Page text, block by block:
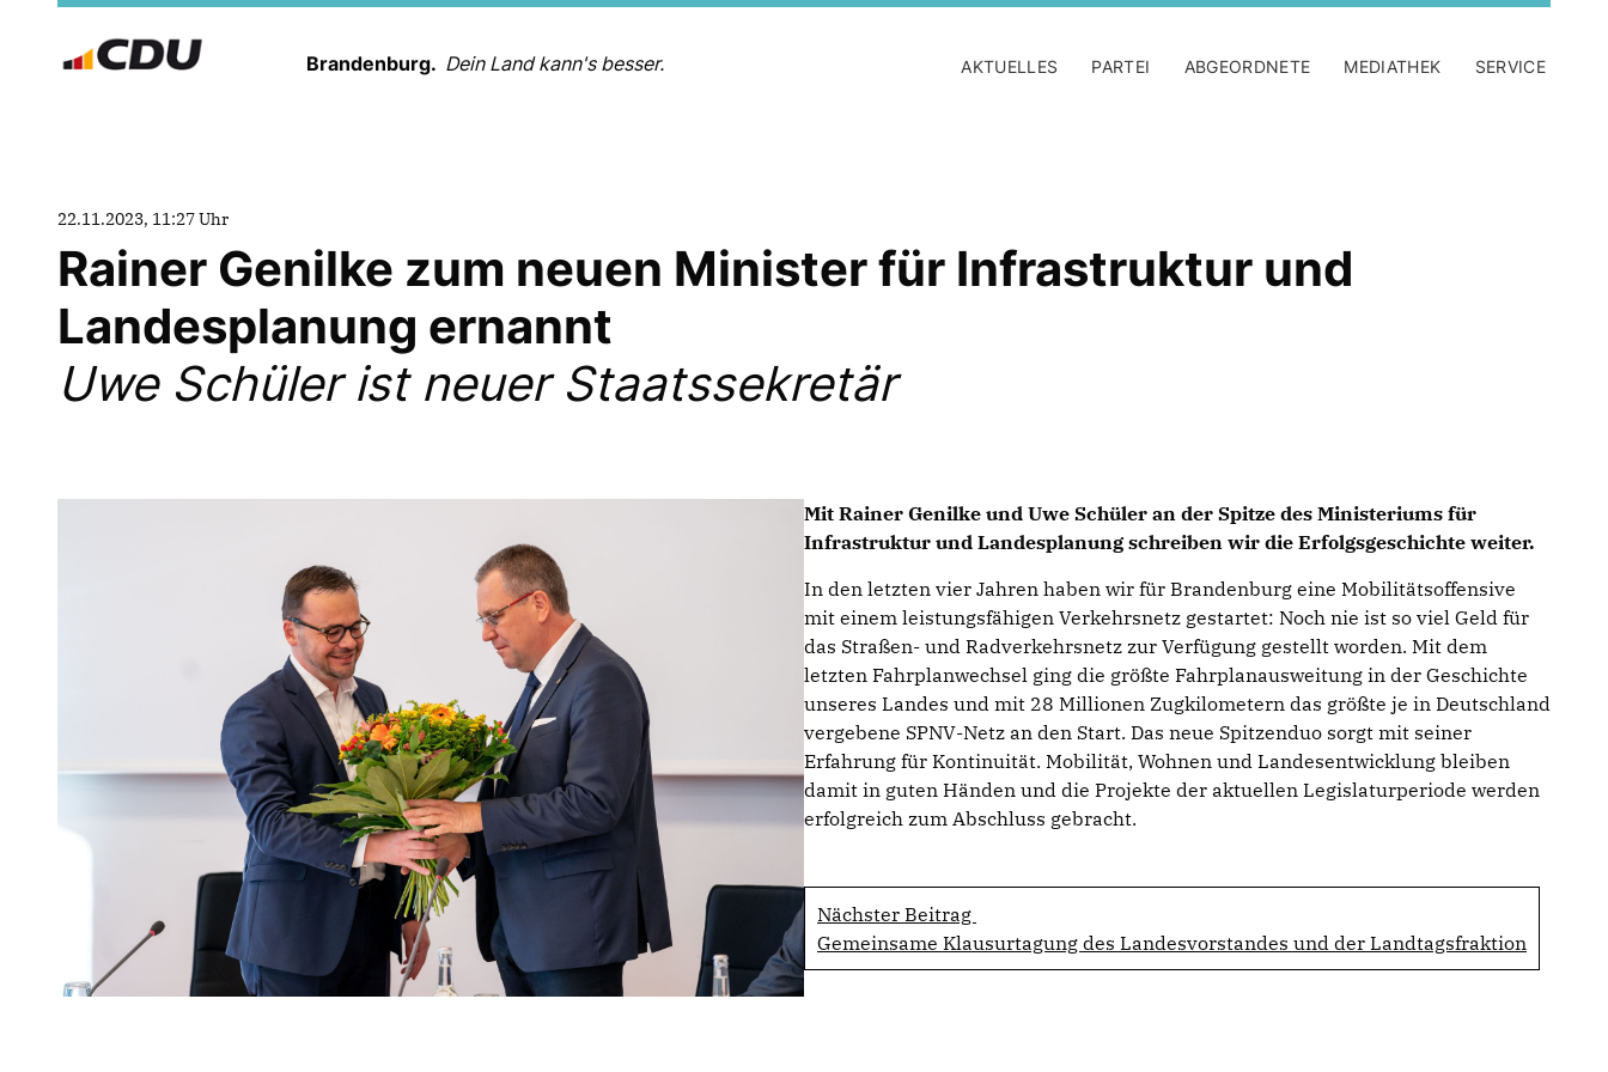
Brandenburg. Dein Land kann's besser. AKTUELLES PARTEI ABGEORDNETE MEDIATHEK SERVICE
22.11.2023, 11:27 Uhr
Rainer Genilke zum neuen Minister für Infrastruktur und
Landesplanung ernannt
Uwe Schüler ist neuer Staatssekretär
Mit Rainer Genilke und Uwe Schüler an der Spitze des Ministeriums für
Infrastruktur und Landesplanung schreiben wir die Erfolgsgeschichte weiter.
In den letzten vier Jahren haben wir für Brandenburg eine Mobilitätsoffensive
mit einem leistungsfähigen Verkehrsnetz gestartet: Noch nie ist so viel Geld für
das Straßen- und Radverkehrsnetz zur Verfügung gestellt worden. Mit dem
letzten Fahrplanwechsel ging die größte Fahrplanausweitung in der Geschichte
unseres Landes und mit 28 Millionen Zugkilometern das größte je in Deutschland
vergebene SPNV-Netz an den Start. Das neue Spitzenduo sorgt mit seiner
Erfahrung für Kontinuität. Mobilität, Wohnen und Landesentwicklung bleiben
damit in guten Händen und die Projekte der aktuellen Legislaturperiode werden
erfolgreich zum Abschluss gebracht.
Nächster Beitrag
Gemeinsame Klausurtagung des Landesvorstandes und der Landtagsfraktion